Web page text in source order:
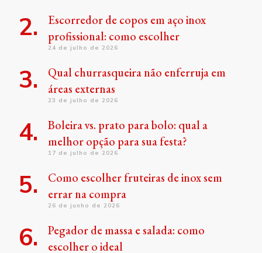
Escorredor de copos em aço inox
profissional: como escolher
24 de julho de 2026
Qual churrasqueira não enferruja em
áreas externas
23 de julho de 2026
Boleira vs. prato para bolo: qual a
melhor opção para sua festa?
17 de julho de 2026
Como escolher fruteiras de inox sem
errar na compra
26 de junho de 2026
Pegador de massa e salada: como
escolher o ideal